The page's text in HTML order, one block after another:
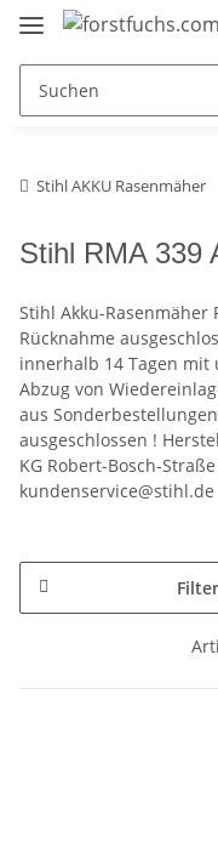
Stihl AKKU Rasenmäher
Stihl RMA 339
Stihl Akku-Rasenmäher
Rücknahme
innerhalb 14 Tagen
Abzug von
aus
ausgeschlossen !
KG Robert-Bosch-
kundenservice@stihl.de